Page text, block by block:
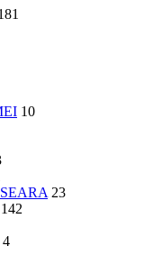
10
23
142
4